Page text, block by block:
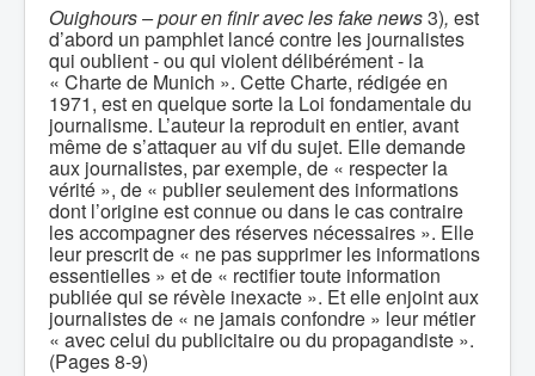
Ouighours – pour en finir avec les fake news3), est
d’abord un pamphlet lancé contre les journalistes
qui oublient - ou qui violent délibérément - la
« Charte de Munich ». Cette Charte, rédigée en
1971, est en quelque sorte la Loi fondamentale du
journalisme. L’auteur la reproduit en entier, avant
même de s’attaquer au vif du sujet. Elle demande
aux journalistes, par exemple, de « respecter la
vérité », de « publier seulement des informations
dont l’origine est connue ou dans le cas contraire
les accompagner des réserves nécessaires ». Elle
leur prescrit de « ne pas supprimer les informations
essentielles » et de « rectifier toute information
publiée qui se révèle inexacte ». Et elle enjoint aux
journalistes de « ne jamais confondre » leur métier
« avec celui du publicitaire ou du propagandiste ».
(Pages 8-9)